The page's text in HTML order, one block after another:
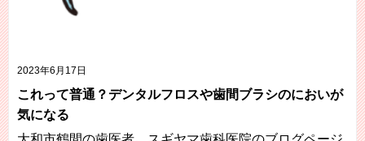
2023年6月17日
これって普通？デンタルフロスや歯間ブラシのにおいが
気になる